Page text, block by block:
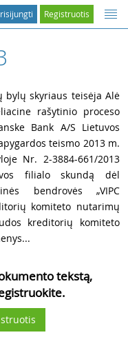
Registruotis
bylų skyriaus teisėja Alė
rašytinio proceso
Bank A/S Lietuvos
teismo 2013 m.
Nr. 2-3884-661/2013
filialo skundą dėl
bendrovės „VIPC
komiteto nutarimų
kreditorių komiteto
tekstą,